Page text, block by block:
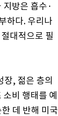
방은 흡수·
하다. 우리나
대적으로 필
, 젊은 층의
비 행태를 예
데 반해 미국